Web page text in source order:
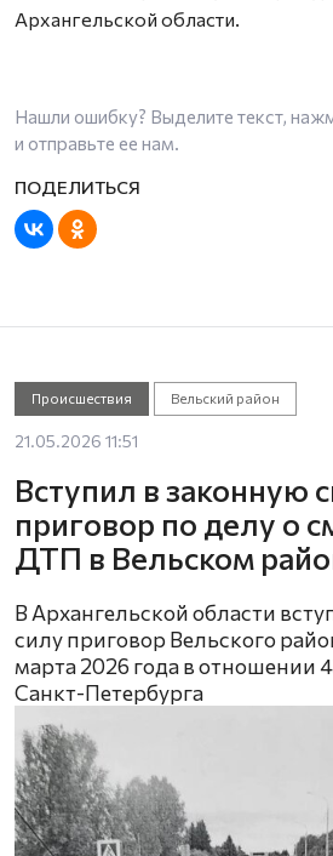
Архангельской области.
Нашли ошибку? Выделите текст,
и отправьте ее нам.
Происшествия Вельский район
21.05.2026 11:51
Вступил в законную
приговор по делу о
ДТП в Вельском
В Архангельской области
силу приговор Вельского
марта 2026 года в отношении
Санкт-Петербурга